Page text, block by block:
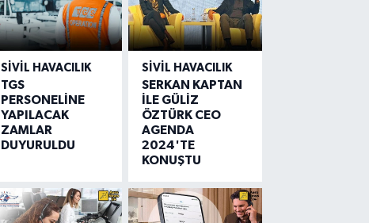
SIVIL HAVACILIK
TGS
PERSONELİNE
YAPILACAK
ZAMLAR
DUYURULDU
SIVIL HAVACILIK
SERKAN KAPTAN
İLE GÜLİZ
ÖZTÜRK CEO
AGENDA
2024'TE
KONUŞTU